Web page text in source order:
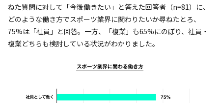
ねた質問に対して「今後働きたい」と答えた回答者（n=81）に、
どのような働き方でスポーツ業界に関わりたいか尋ねたとろ、
75%は「社員」と回答。一方、「複業」も65%にのぼり、社員・
複業どちらも検討している状況がわかりました。